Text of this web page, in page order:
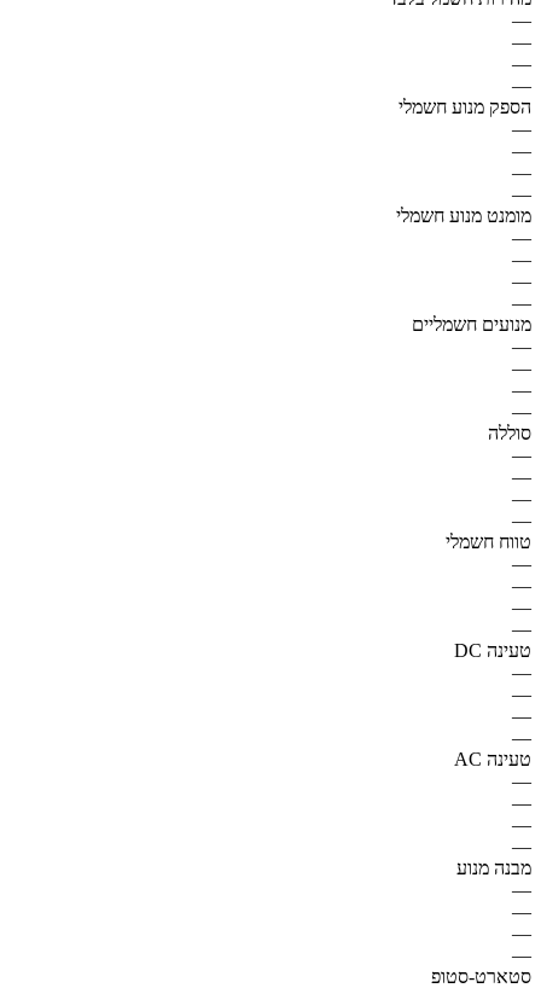
—
—
—
—
הספק מנוע חשמלי
—
—
—
—
מומנט מנוע חשמלי
—
—
—
—
מנועים חשמליים
—
—
—
—
סוללה
—
—
—
—
טווח חשמלי
—
—
—
—
טעינה DC
—
—
—
—
טעינה AC
—
—
—
—
מבנה מנוע
—
—
—
—
סטארט-סטופ